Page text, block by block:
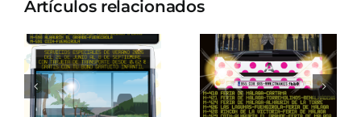
Artículos relacionados